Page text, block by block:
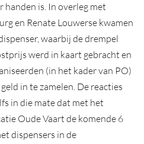
handen is. In overleg met
en Renate Louwerse kwamen
waarbij de drempel
werd in kaart gebracht en
(in het kader van PO)
in te zamelen. De reacties
in die mate dat met het
Oude Vaart de komende 6
dispensers in de